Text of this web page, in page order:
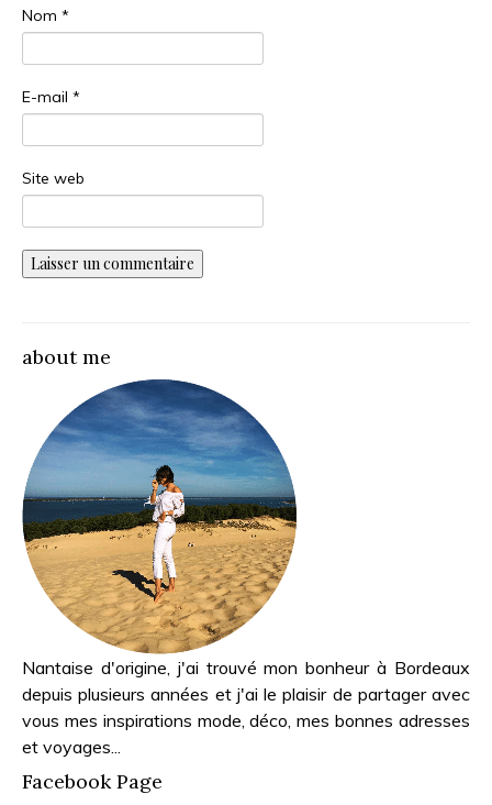
Nom *
E-mail *
Site web
about me
Nantaise d'origine, j'ai trouvé mon bonheur à Bordeaux
depuis plusieurs années et j'ai le plaisir de partager avec
vous mes inspirations mode, déco, mes bonnes adresses
et voyages...
Facebook Page